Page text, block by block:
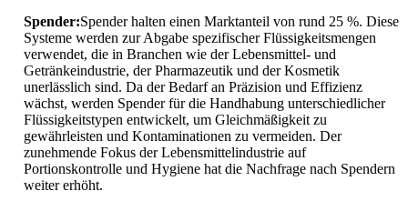
Spender:Spender halten einen Marktanteil von rund 25 %. Diese
Systeme werden zur Abgabe spezifischer Flüssigkeitsmengen
verwendet, die in Branchen wie der Lebensmittel- und
Getränkeindustrie, der Pharmazeutik und der Kosmetik
unerlässlich sind. Da der Bedarf an Präzision und Effizienz
wächst, werden Spender für die Handhabung unterschiedlicher
Flüssigkeitstypen entwickelt, um Gleichmäßigkeit zu
gewährleisten und Kontaminationen zu vermeiden. Der
zunehmende Fokus der Lebensmittelindustrie auf
Portionskontrolle und Hygiene hat die Nachfrage nach Spendern
weiter erhöht.